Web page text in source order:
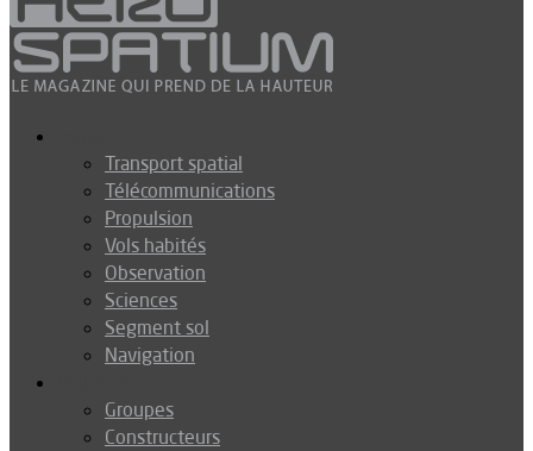
Transport spatial
Télécommunications
Propulsion
Vols habités
Observation
Sciences
Segment sol
Navigation
Groupes
Constructeurs